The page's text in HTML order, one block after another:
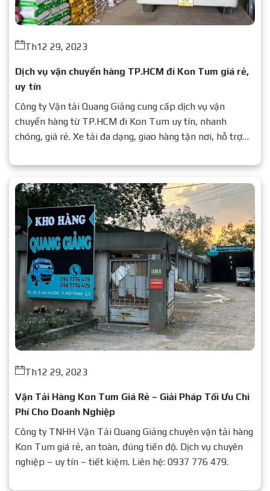
Th12 29, 2023
Dịch vụ vận chuyển hàng TP.HCM đi Kon Tum giá rẻ,
uy tín
Công ty Vận tải Quang Giảng cung cấp dịch vụ vận
chuyển hàng từ TP.HCM đi Kon Tum uy tín, nhanh
chóng, giá rẻ. Xe tải đa dạng, giao hàng tận nơi, hỗ trợ
Th12 29, 2023
Vận Tải Hàng Kon Tum Giá Rẻ – Giải Pháp Tối Ưu Chi
Phí Cho Doanh Nghiệp
Công ty TNHH Vận Tải Quang Giảng chuyên vận tải hàng
Kon Tum giá rẻ, an toàn, đúng tiến độ. Dịch vụ chuyên
nghiệp – uy tín – tiết kiệm. Liên hệ: 0937 776 479.